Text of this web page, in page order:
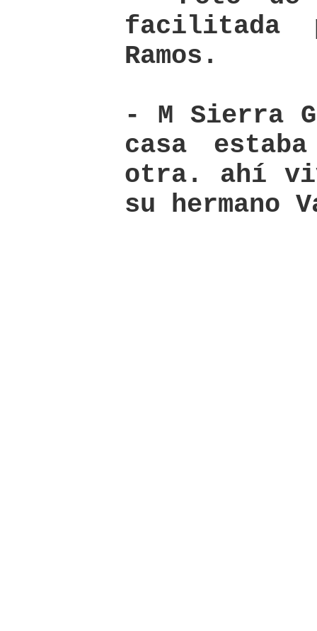
facilitada
Ramos.
- M Sierra
casa
otra. ahí
su hermano